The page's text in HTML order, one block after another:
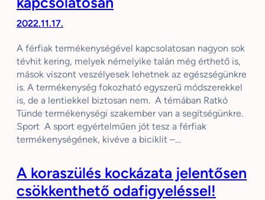
2022.11.17.
A férfiak termékenységével kapcsolatosan nagyon sok
tévhit kering, melyek némelyike talán még érthető is,
mások viszont veszélyesek lehetnek az egészségünkre
is. A termékenység fokozható egyszerű módszerekkel
is, de a lentiekkel biztosan nem. A témában Ratkó
Tünde termékenységi szakember van a segítségünkre.
Sport A sport egyértelműen jót tesz a férfiak
termékenységének, kivéve a biciklit –…
A koraszülés kockázata jelentősen
csökkenthető odafigyeléssel!